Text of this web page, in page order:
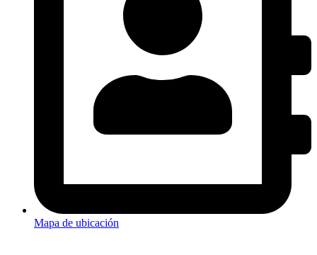
Mapa de ubicación